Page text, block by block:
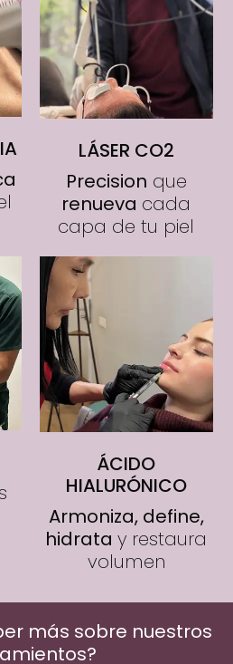
LÁSER CO2
Precision que
renueva cada
capa de tu piel
ÁCIDO
HIALURÓNICO
Armoniza, define,
hidratay restaura
volumen
más sobre nuestros